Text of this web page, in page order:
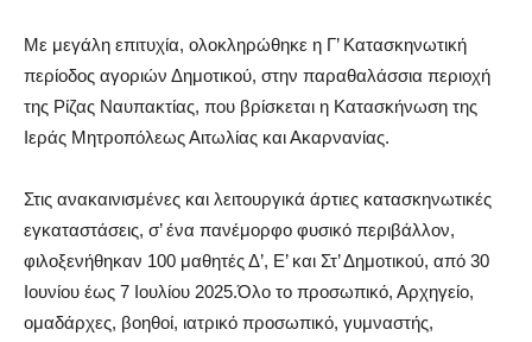
Με μεγάλη επιτυχία, ολοκληρώθηκε η Γ’ Κατασκηνωτική
περίοδος αγοριών Δημοτικού, στην παραθαλάσσια περιοχή
της Ρίζας Ναυπακτίας, που βρίσκεται η Κατασκήνωση της
Ιεράς Μητροπόλεως Αιτωλίας και Ακαρνανίας.
Στις ανακαινισμένες και λειτουργικά άρτιες κατασκηνωτικές
εγκαταστάσεις, σ’ ένα πανέμορφο φυσικό περιβάλλον,
φιλοξενήθηκαν 100 μαθητές Δ’, Ε’ και Στ’ Δημοτικού, από 30
Ιουνίου έως 7 Ιουλίου 2025.Όλο το προσωπικό, Αρχηγείο,
ομαδάρχες, βοηθοί, ιατρικό προσωπικό, γυμναστής,